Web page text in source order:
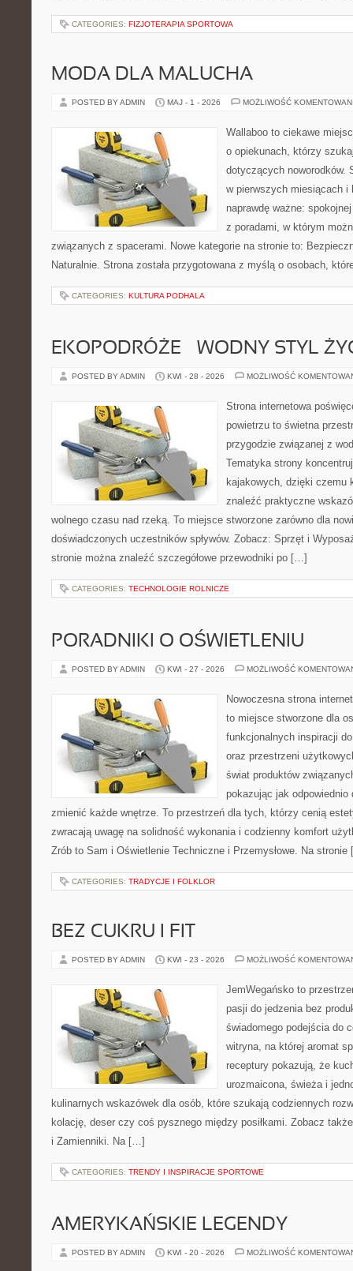
CATEGORIES: FIZJOTERAPIA SPORTOWA
MODA DLA MALUCHA
POSTED BY ADMIN MAJ - 1 - 2026 MOŻLIWOŚĆ
Wallaboo to ciekawe
o opiekunach, którzy
dotyczących noworodków.
w pierwszych miesiącach
naprawdę ważne:
z poradami, w którym
związanych z spacerami. Nowe kategorie na stronie to:
Naturalnie. Strona została przygotowana z myślą o osobach,
CATEGORIES: KULTURA PODHALA
EKOPODRÓŻE – WODNY STYL
POSTED BY ADMIN KWI - 28 - 2026 MOŻLIWOŚĆ
Strona internetowa
powietrzu to świetna
przygodzie związanej z
Tematyka strony
kajakowych, dzięki czemu
znaleźć praktyczne
wolnego czasu nad rzeką. To miejsce stworzone zarówno dla
doświadczonych uczestników spływów. Zobacz: Sprzęt i
stronie można znaleźć szczegółowe przewodniki po […]
CATEGORIES: TECHNOLOGIE ROLNICZE
PORADNIKI O OŚWIETLENIU
POSTED BY ADMIN KWI - 27 - 2026 MOŻLIWOŚĆ
Nowoczesna strona
to miejsce stworzone dla
funkcjonalnych inspiracji
oraz przestrzeni
świat produktów
pokazując jak odpowiednio
zmienić każde wnętrze. To przestrzeń dla tych, którzy cenią
zwracają uwagę na solidność wykonania i codzienny komfort
Zrób to Sam i Oświetlenie Techniczne i Przemysłowe. Na
CATEGORIES: TRADYCJE I FOLKLOR
BEZ CUKRU I FIT
POSTED BY ADMIN KWI - 23 - 2026 MOŻLIWOŚĆ
JemWegańsko to
pasji do jedzenia bez
świadomego podejścia do
witryna, na której aromat
receptury pokazują, że
urozmaicona, świeża i
kulinarnych wskazówek dla osób, które szukają codziennych
kolację, deser czy coś pysznego między posiłkami. Zobacz
i Zamienniki. Na […]
CATEGORIES: TRENDY I INSPIRACJE SPORTOWE
AMERYKAŃSKIE LEGENDY
POSTED BY ADMIN KWI - 20 - 2026 MOŻLIWOŚĆ